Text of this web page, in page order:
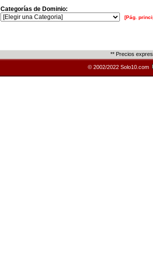
Categorías de Dominio:
[Pág.
** Precios
© 2002/2022 Solo10.com